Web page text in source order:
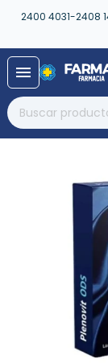
2400 4031-2408
menu